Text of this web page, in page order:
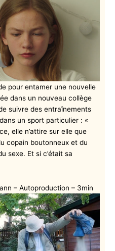
pour entamer une nouvelle
dans un nouveau collège
suivre des entraînements
un sport particulier : «
elle n’attire sur elle que
copain boutonneux et du
sexe. Et si c’était sa
– Autoproduction – 3min